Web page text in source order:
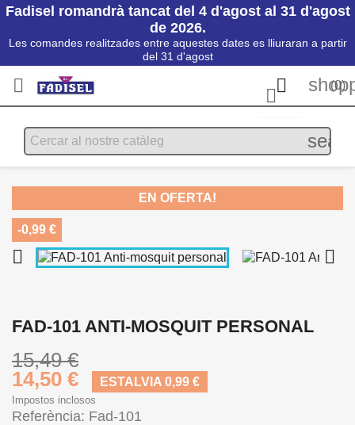
Fadisel romandrà tancat del 4 d'agost al 31 d'agost
de 2026.
Les comandes realitzades entre aquestes dates es lliuraran a partir
del 31 d'agost

 (0)

EN OFERTA!
-0,99 €
 
FAD-101 ANTI-MOSQUIT PERSONAL
15,49 €
14,50 €
ESTALVIA 0,99 €
Impostos inclosos
Referència: Fad-101